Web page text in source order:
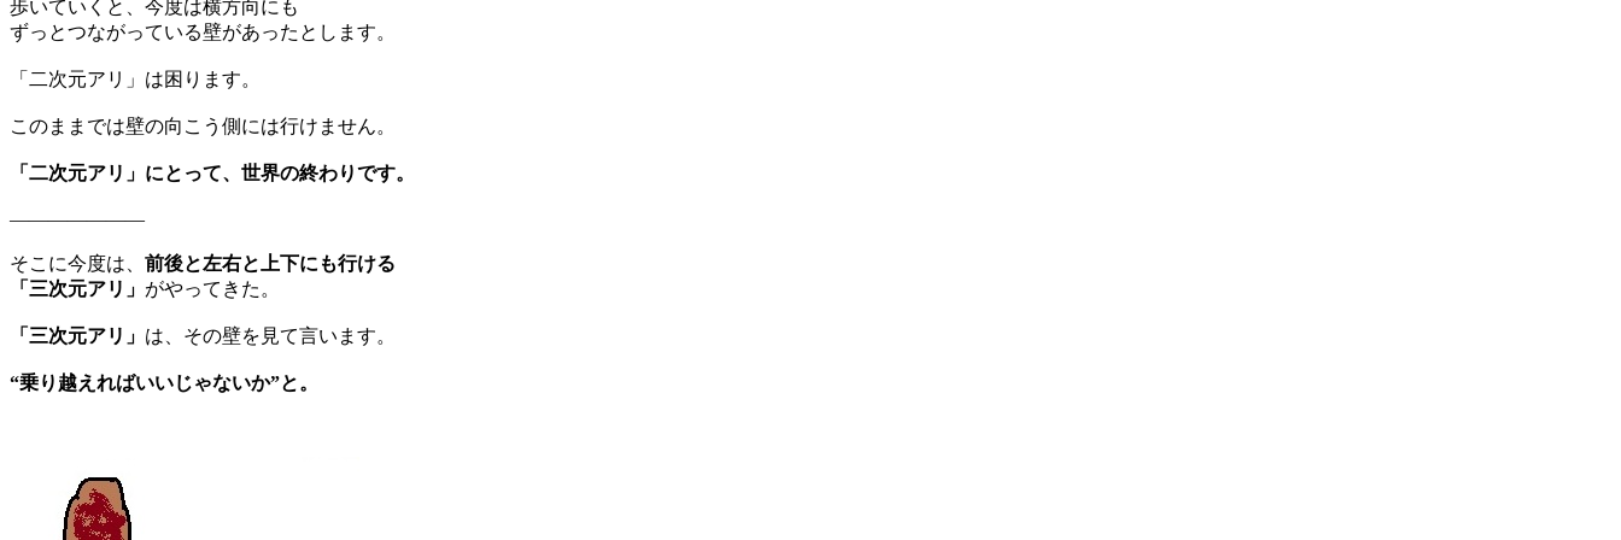
歩いていくと、今度は横方向にも
ずっとつながっている壁があったとします。
「二次元アリ」は困ります。
このままでは壁の向こう側には行けません。
「二次元アリ」にとって、世界の終わりです。
———————
そこに今度は、 前後と左右と上下にも行ける
「三次元アリ」 がやってきた。
「三次元アリ」 は、その壁を見て言います。
“乗り越えればいいじゃないか”と。